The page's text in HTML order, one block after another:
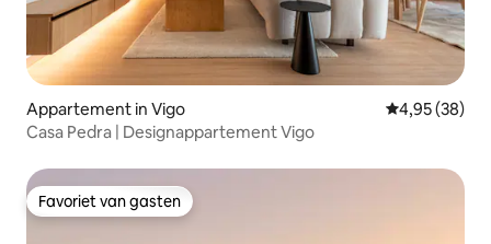
Appartement in Vigo Gemiddelde
4,95 (38)
Casa Pedra | Designappartement Vigo
Favoriet van gasten
Favoriet van gasten